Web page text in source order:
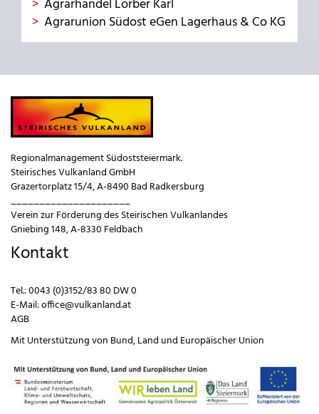
Agrarhandel Lorber Karl
Agrarunion Südost eGen Lagerhaus & Co KG
Regionalmanagement Südoststeiermark.
Steirisches Vulkanland GmbH
Grazertorplatz 15/4, A-8490 Bad Radkersburg
_____________________
Verein zur Förderung des Steirischen Vulkanlandes
Gniebing 148, A-8330 Feldbach
Kontakt
Tel.:0043 (0)3152/83 80 DW 0
E-Mail:office@vulkanland.at
AGB
Mit Unterstützung von Bund,Land und Europäischer Union